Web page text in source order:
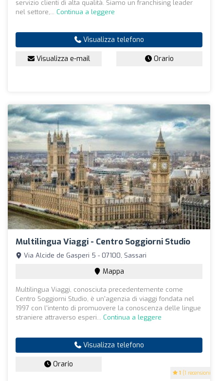
servizio clienti di alta qualità. Siamo un franchising leader
nel settore,... Continua a leggere
Visualizza telefono
Visualizza e-mail Orario
Multilingua Viaggi - Centro Soggiorni Studio
1 (1 recensioni)
Via Alcide de Gasperi 5 - 07100, Sassari
Mappa
Multilingua Viaggi, conosciuta precedentemente come
Centro Soggiorni Studio, è un'agenzia di viaggi fondata nel
1997 con l'intento di promuovere la conoscenza delle lingue
straniere attraverso esperi... Continua a leggere
Visualizza telefono
Orario